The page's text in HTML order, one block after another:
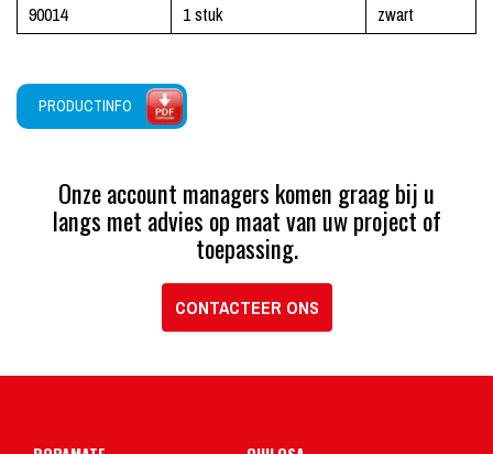
90014
1 stuk zwart
PRODUCTINFO
Onze account managers komen graag bij u
langs met advies op maat van uw project of
toepassing.
CONTACTEER ONS